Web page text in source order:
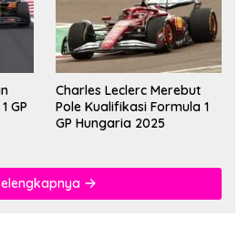
GP
Charles Leclerc Merebut
Pole Kualifikasi Formula 1
GP Hungaria 2025